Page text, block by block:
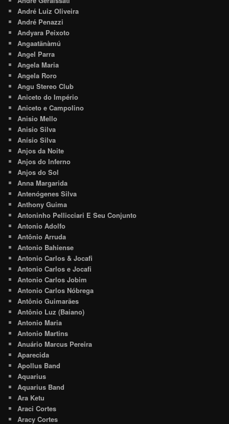
André Luiz Oliveira
André Penazzi
Andyara Peixoto
Angaatãnàmú
Angel Parra
Angela Maria
Angela Roro
Angu Stereo Club
Aniceto do Império
Aniceto e Campolino
Anisio Mello
Anisio Silva
Anísio Silva
Anjos da Noite
Anjos do Inferno
Anjos do Sol
Anna Margarida
Antenógenes Silva
Anthony Guima
Antoninho Pellicciari E Seu Conjunto
Antonio Adolfo
Antônio Arruda
Antonio Bahiense
Antonio Carlos & Jocafi
Antonio Carlos e Jocafi
Antonio Carlos Jobim
Antonio Carlos Nóbrega
Antônio Guimarães
Antônio Luz (Baiano)
Antonio Maria
Antonio Martins
Anuário Marcus Pereira
Aparecida
Apollus Band
Aquarius
Aquarius Band
Ara Ketu
Araci Cortes
Aracy Cortes